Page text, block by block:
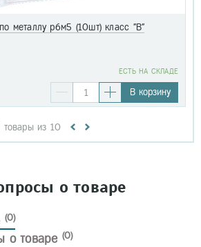
металлу р6м5 (10шт) класс "В"
EСТЬ НА СКЛАДЕ
В корзину
товары из 10
о товаре
(0)
о товаре (0)